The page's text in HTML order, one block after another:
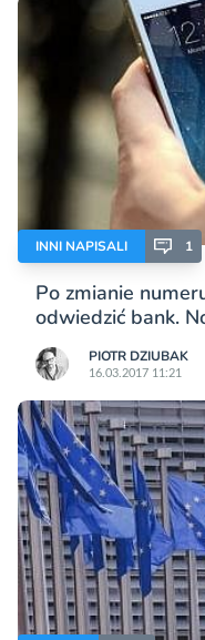
INNI NAPISALI 1
Po zmianie
odwiedzić bank.
PIOTR DZIUBAK
16.03.2017 11:21